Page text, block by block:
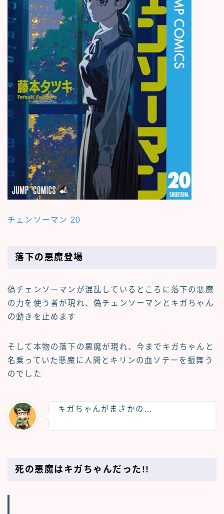
チェンソーマン 20
落下の悪魔登場
偽チェンソーマンが混乱しているところに落下の悪魔
の力を使う者が現れ、偽チェンソーマンとキガちゃん
の動きを止めます
そして本物の落下の悪魔が現れ、今までキガちゃんと
名乗っていた悪魔に人間とキリンの血ソテーを振舞う
のでした
キガちゃんがまさかの…
死の悪魔はキガちゃんだった!!